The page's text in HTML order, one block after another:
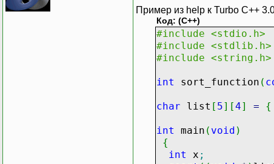
Пример из help к Turbo C++
Код: (C++)
#include <stdio.h>
#include <stdlib.h>
#include <string.h>
int sort_function (
char list [ 5] [4] = {
int main ( void )
{
int
x ;